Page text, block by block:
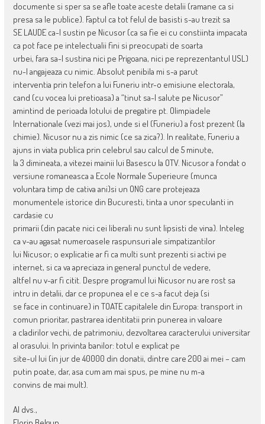
documente si sper sa se afle toate aceste detalii (ramane ca si
presa sa le publice). Faptul ca tot felul de basisti s-au trezit sa
SE LAUDE ca-l sustin pe Nicusor (ca sa fie ei cu constiinta impacata
ca pot face pe intelectualii fini si preocupati de soarta
urbei, fara sa-l sustina nici pe Prigoana, nici pe reprezentantul USL)
nu-l angajeaza cu nimic. Absolut penibila mi s-a parut
interventia prin telefon a lui Funeriu intr-o emisiune electorala,
cand (cu vocea lui pretioasa) a “tinut sa-l salute pe Nicusor”
amintind de perioada lotului de pregatire pt. Olimpiadele
Internationale (vezi mai jos), unde si el (Funeriu) a fost prezent (la
chimie). Nicusor nu a zis nimic (ce sa zica?). In realitate, Funeriu a
ajuns in viata publica prin celebrul sau calcul de 5 minute,
la 3 dimineata, a vitezei mainii lui Basescu la OTV. Nicusor a fondat o
versiune romaneasca a Ecole Normale Superieure (munca
voluntara timp de cativa ani)si un ONG care protejeaza
monumentele istorice din Bucuresti, tinta a unor speculanti in
cardasie cu
primarii (din pacate nici cei liberali nu sunt lipsisti de vina). Inteleg
ca v-au agasat numeroasele raspunsuri ale simpatizantilor
lui Nicusor; o explicatie ar fi ca multi sunt prezenti si activi pe
internet, si ca va apreciaza in general punctul de vedere,
altfel nu v-ar fi citit. Despre programul lui Nicusor nu are rost sa
intru in detalii, dar ce propunea el e ce s-a facut deja (si
se face in continuare) in TOATE capitalele din Europa: transport in
comun prioritar, pastrarea identitatii prin punerea in valoare
a cladirilor vechi, de patrimoniu, dezvoltarea caracterului universitar
al orasului. In privinta banilor: totul e explicat pe
site-ul lui (in jur de 40000 din donatii, dintre care 200 ai mei – cam
putin poate, dar, asa cum am mai spus, pe mine nu m-a
convins de mai mult).
Al dvs.,